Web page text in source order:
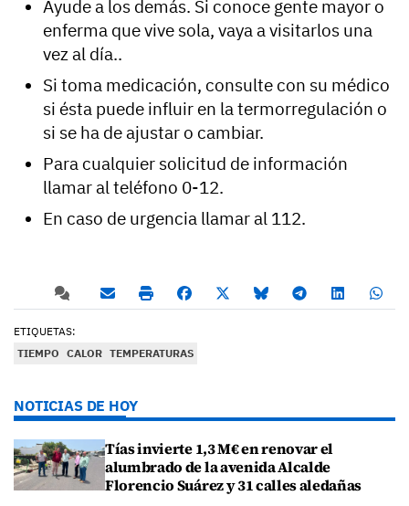
Ayude a los demás. Si conoce gente mayor o
enferma que vive sola, vaya a visitarlos una
vez al día..
Si toma medicación, consulte con su médico
si ésta puede influir en la termorregulación o
si se ha de ajustar o cambiar.
Para cualquier solicitud de información
llamar al teléfono 0-12.
En caso de urgencia llamar al 112.
ETIQUETAS:
TIEMPO CALOR TEMPERATURAS
NOTICIAS DE HOY
Tías invierte 1,3 M€ en renovar el
alumbrado de la avenida Alcalde
Florencio Suárez y 31 calles aledañas